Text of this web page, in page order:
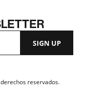
derechos reservados.